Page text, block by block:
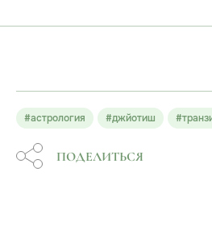
#астрология #джйотиш
ПОДЕЛИТЬСЯ